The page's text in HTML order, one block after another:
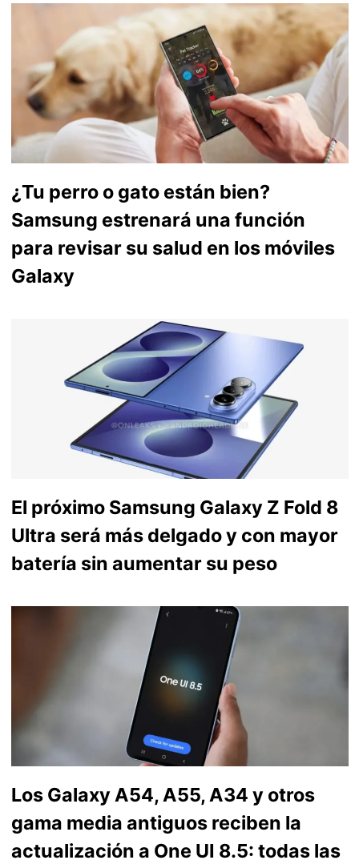
¿Tu perro o gato están bien?
Samsung estrenará una función
para revisar su salud en los móviles
Galaxy
El próximo Samsung Galaxy Z Fold 8
Ultra será más delgado y con mayor
batería sin aumentar su peso
Los Galaxy A54, A55, A34 y otros
gama media antiguos reciben la
actualización a One UI 8.5: todas las